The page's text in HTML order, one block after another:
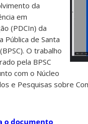
da
em
(PDCIn) da
Pública de Santa
O trabalho
pela BPSC
com o Núcleo
e Pesquisas sobre
o documento